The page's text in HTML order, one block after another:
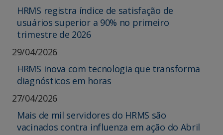
HRMS registra índice de satisfação de
usuários superior a 90% no primeiro
trimestre de 2026
29/04/2026
HRMS inova com tecnologia que transforma
diagnósticos em horas
27/04/2026
Mais de mil servidores do HRMS são
vacinados contra influenza em ação do Abril